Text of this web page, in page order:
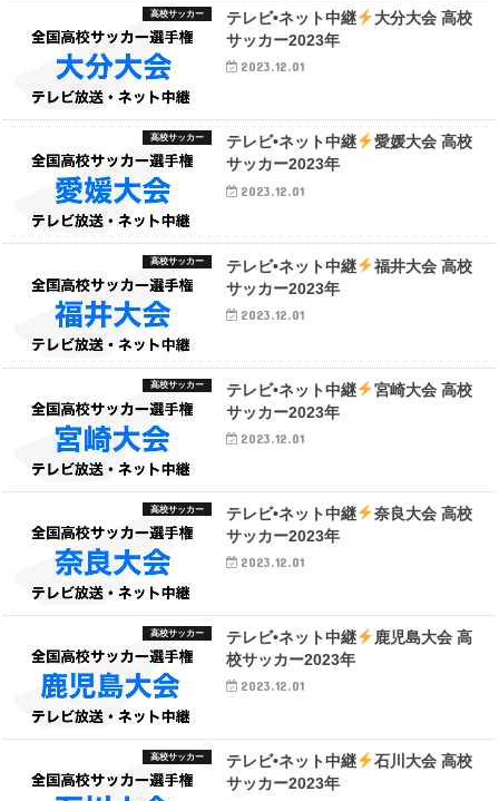
高校サッカー テレビ•ネット中継
大分大会 高校
サッカー2023年
2023.12.01
高校サッカー テレビ•ネット中継
愛媛大会 高校
サッカー2023年
2023.12.01
高校サッカー テレビ•ネット中継
福井大会 高校
サッカー2023年
2023.12.01
高校サッカー テレビ•ネット中継
宮崎大会 高校
サッカー2023年
2023.12.01
高校サッカー テレビ•ネット中継
奈良大会 高校
サッカー2023年
2023.12.01
高校サッカー テレビ•ネット中継
鹿児島大会 高
校サッカー2023年
2023.12.01
高校サッカー テレビ•ネット中継
石川大会 高校
サッカー2023年